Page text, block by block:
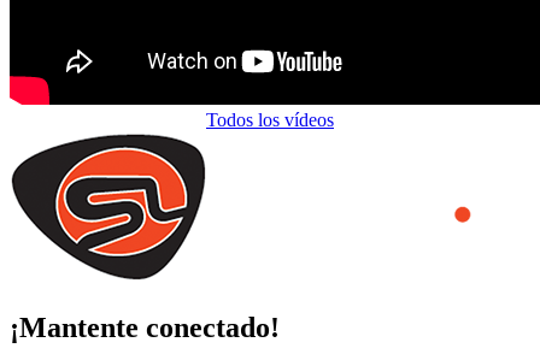
Todos los vídeos
¡Mantente conectado!